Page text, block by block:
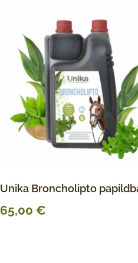
Unika Broncholipto
65,00 €